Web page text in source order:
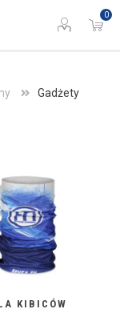
0
Gadżety
KIBICÓW